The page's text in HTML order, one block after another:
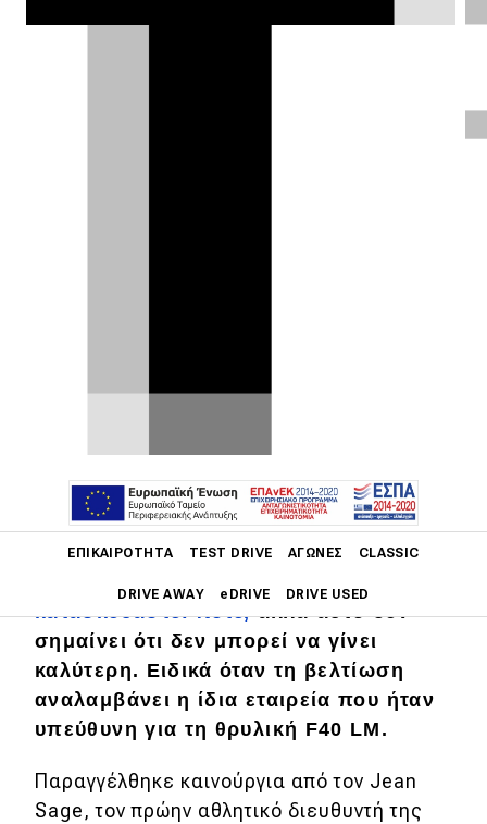
ΕΠΙΚΑΙΡΌΤΗΤΑ TEST DRIVE ΑΓΏΝΕΣ CLASSIC
DRIVE AWAY eDRIVE DRIVE USED
Main navigation
Επικαιρότητα
Νέα μοντέλα
Ελλάδα
μπορεί να γίνει δική σου.
Η Ferrari F40 αποτελεί για πολλούς
κατασκευαστεί ποτέ,αλλά αυτό δεν
σημαίνει ότι δεν μπορεί να γίνει
καλύτερη. Ειδικά όταν τη βελτίωση
αναλαμβάνει η ίδια εταιρεία που ήταν
υπεύθυνη για τη θρυλική F40 LM.
Παραγγέλθηκε καινούργια από τον Jean
Sage, τον πρώην αθλητικό διευθυντή της